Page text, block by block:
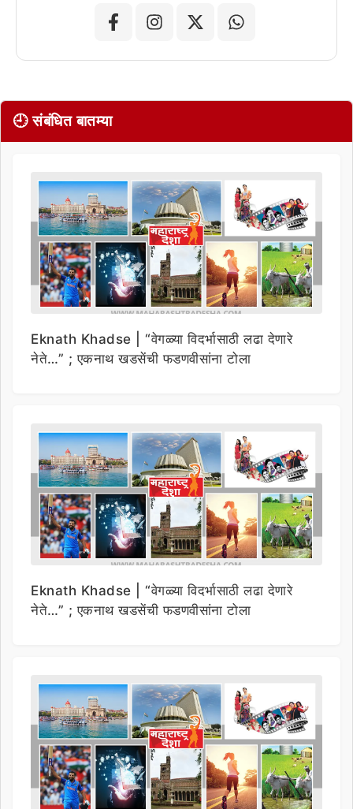
🕘 संबंधित बातम्या
Eknath Khadse | “वेगळ्या विदर्भासाठी लढा देणारे
नेते…” ; एकनाथ खडसेंची फडणवीसांना टोला
Eknath Khadse | “वेगळ्या विदर्भासाठी लढा देणारे
नेते…” ; एकनाथ खडसेंची फडणवीसांना टोला